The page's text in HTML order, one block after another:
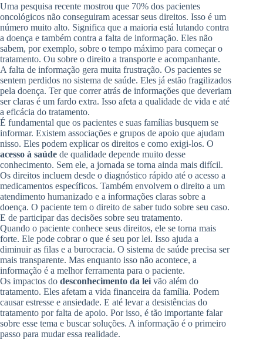
Uma pesquisa recente mostrou que 70% dos pacientes
oncológicos não conseguiram acessar seus direitos. Isso é um
número muito alto. Significa que a maioria está lutando contra
a doença e também contra a falta de informação. Eles não
sabem, por exemplo, sobre o tempo máximo para começar o
tratamento. Ou sobre o direito a transporte e acompanhante.
A falta de informação gera muita frustração. Os pacientes se
sentem perdidos no sistema de saúde. Eles já estão fragilizados
pela doença. Ter que correr atrás de informações que deveriam
ser claras é um fardo extra. Isso afeta a qualidade de vida e até
a eficácia do tratamento.
É fundamental que os pacientes e suas famílias busquem se
informar. Existem associações e grupos de apoio que ajudam
nisso. Eles podem explicar os direitos e como exigi-los. O
acesso à saúde de qualidade depende muito desse
conhecimento. Sem ele, a jornada se torna ainda mais difícil.
Os direitos incluem desde o diagnóstico rápido até o acesso a
medicamentos específicos. Também envolvem o direito a um
atendimento humanizado e a informações claras sobre a
doença. O paciente tem o direito de saber tudo sobre seu caso.
E de participar das decisões sobre seu tratamento.
Quando o paciente conhece seus direitos, ele se torna mais
forte. Ele pode cobrar o que é seu por lei. Isso ajuda a
diminuir as filas e a burocracia. O sistema de saúde precisa ser
mais transparente. Mas enquanto isso não acontece, a
informação é a melhor ferramenta para o paciente.
Os impactos do desconhecimento da lei vão além do
tratamento. Eles afetam a vida financeira da família. Podem
causar estresse e ansiedade. E até levar a desistências do
tratamento por falta de apoio. Por isso, é tão importante falar
sobre esse tema e buscar soluções. A informação é o primeiro
passo para mudar essa realidade.